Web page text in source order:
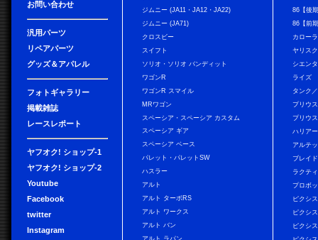
お問い合わせ
汎用パーツ
リペアパーツ
グッズ＆アパレル
フォトギャラリー
掲載雑誌
レースレポート
ヤフオク! ショップ-1
ヤフオク! ショップ-2
Youtube
Facebook
twitter
Instagram
ジムニー (JA11・JA12・JA22)
ジムニー (JA71)
クロスビー
スイフト
ソリオ・ソリオ バンディット
ワゴンR
ワゴンR スマイル
MRワゴン
スペーシア・スペーシア カスタム
スペーシア ギア
スペーシア ベース
パレット・パレットSW
ハスラー
アルト
アルト ターボRS
アルト ワークス
アルト バン
アルト ラパン
86【後
86【前
カロー
ヤリス
シエンタ
ライズ
タンク
プリウス
プリウ
ハリアー
アルテ
ブレイド
ラクテ
プロボ
ピクシ
ピクシ
ピクシ